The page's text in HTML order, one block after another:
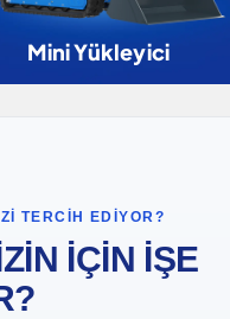
Mini Yükleyici
TERCIH EDIYOR?
İÇİN İŞE